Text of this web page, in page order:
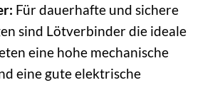
Für dauerhafte und sichere
sind Lötverbinder die ideale
eine hohe mechanische
eine gute elektrische